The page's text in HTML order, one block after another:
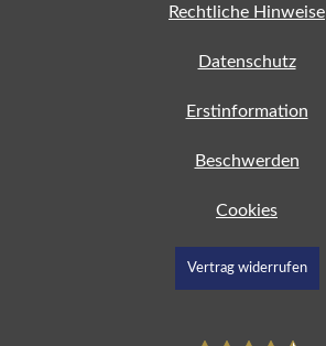
Rechtliche Hinweise
Datenschutz
Erstinformation
Beschwerden
Cookies
Vertrag widerrufen